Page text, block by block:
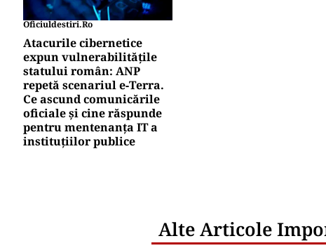
Scandalul apartamentelor din
Airbnb și Booking.com anunță măsuri și
Puterea Financiara
România, țara UE cu cea mai
pentru cercetare și dezvoltare, în
Puterea Financiara
Transgaz vrea să devină acționar